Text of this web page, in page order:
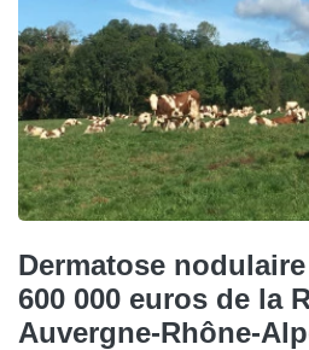
Dermatose
600 000 euros de la
Auvergne-Rhône-